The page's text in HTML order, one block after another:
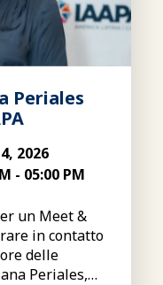
Periales
2026
- 05:00 PM
un Meet &
in contatto
delle
Periales,